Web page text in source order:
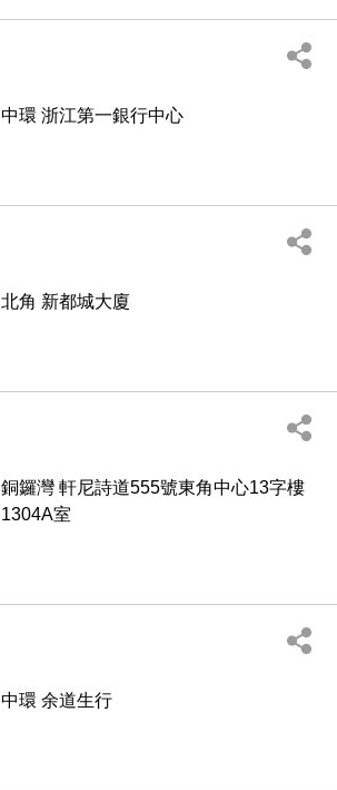
中環 浙江第一銀行中心
北角 新都城大廈
銅鑼灣 軒尼詩道555號東角中心13字樓
1304A室
中環 余道生行